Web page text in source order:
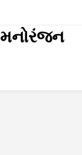
મનોરંજન